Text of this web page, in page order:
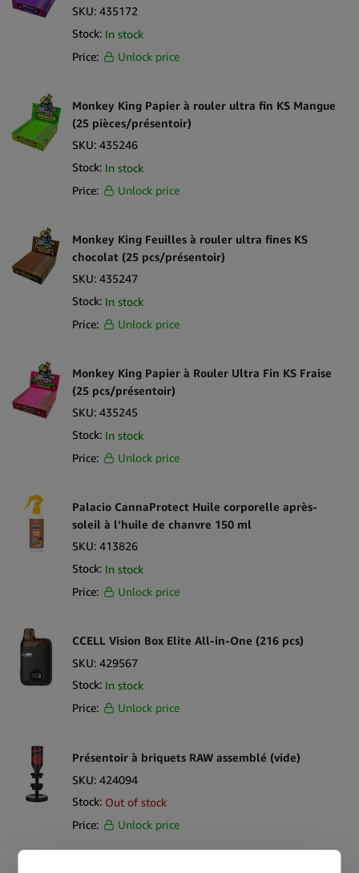
Cannabis Bakehouse
Cannadom
Cannalab
Cannaline
Cannatiger
Champ High
Cibdol
Clipper
Cookies
DaVinci
Diamond Leaf
Dr. Kent
DynaVap
Elements
Enecta
Euphoria
FENIX
Flowermate
G-Pen
Happease
Harmony
Haze
Hemparillo
SKU: 435172
Stock: In stock
Price:
Unlock price
Monkey King Papier à rouler ultra fin KS Mangue
(25 pièces/présentoir)
SKU: 435246
Stock: In stock
Price:
Unlock price
Monkey King Feuilles à rouler ultra fines KS
chocolat (25 pcs/présentoir)
SKU: 435247
Stock: In stock
Price:
Unlock price
Monkey King Papier à Rouler Ultra Fin KS Fraise
(25 pcs/présentoir)
SKU: 435245
Stock: In stock
Price:
Unlock price
Palacio CannaProtect Huile corporelle après-
soleil à l’huile de chanvre 150 ml
SKU: 413826
Stock: In stock
Price:
Unlock price
CCELL Vision Box Elite All-in-One (216 pcs)
SKU: 429567
Stock: In stock
Price:
Unlock price
Présentoir à briquets RAW assemblé (vide)
SKU: 424094
Stock: Out of stock
Price:
Unlock price